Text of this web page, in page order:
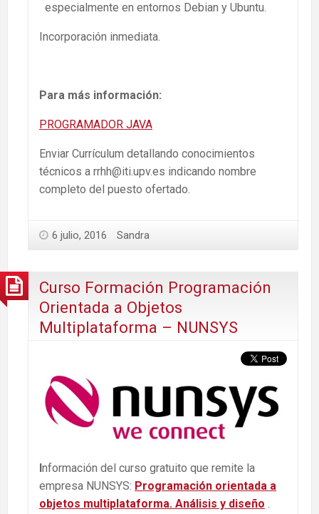
especialmente en entornos Debian y Ubuntu.
Incorporación inmediata.
Para más información:
PROGRAMADOR JAVA
Enviar Currículum detallando conocimientos
técnicos a rrhh@iti.upv.es indicando nombre
completo del puesto ofertado.
6 julio, 2016 Sandra
Curso Formación Programación
Orientada a Objetos
Multiplataforma – NUNSYS
nformación del curso gratuito que remite la
empresa NUNSYS: Programación orientada a
objetos multiplataforma. Análisis y diseño .